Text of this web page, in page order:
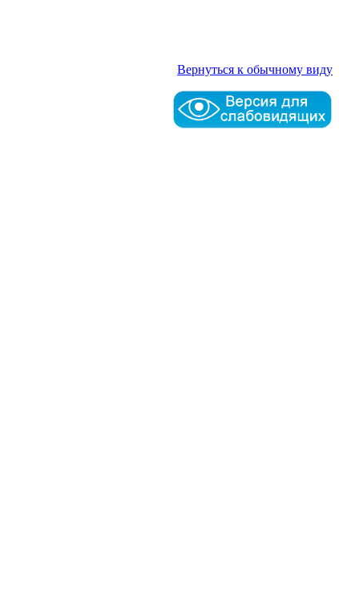
Вернуться к обычному виду